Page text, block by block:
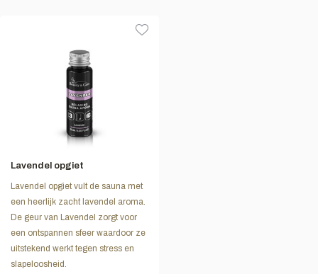
Lavendel opgiet
Lavendel opgiet vult de sauna met
een heerlijk zacht lavendel aroma.
De geur van Lavendel zorgt voor
een ontspannen sfeer waardoor ze
uitstekend werkt tegen stress en
slapeloosheid.